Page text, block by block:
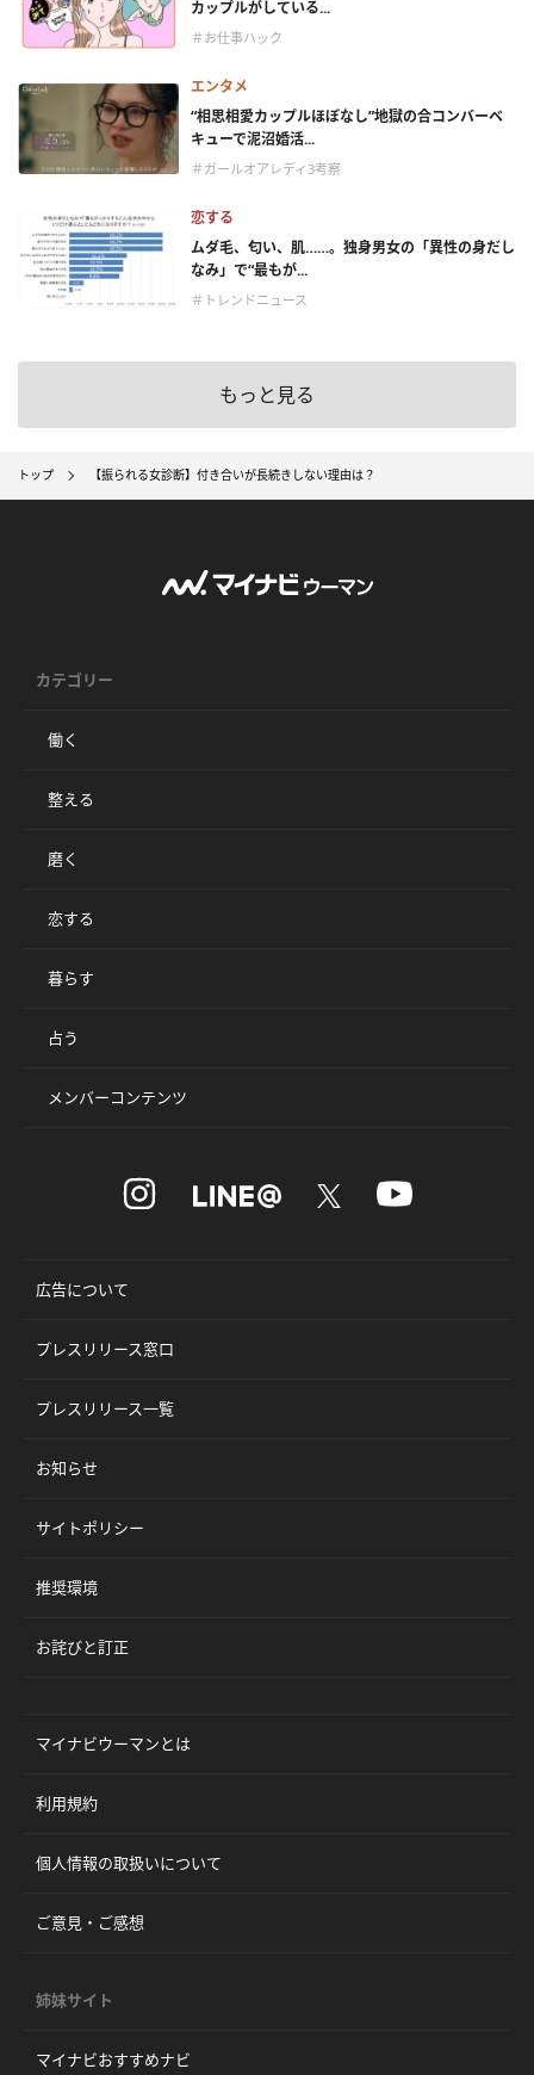
カップルがしている...
＃お仕事ハック
エンタメ
“相思相愛カップルほぼなし”地獄の合コンバーベ
キューで泥沼婚活...
＃ガールオアレディ3考察
恋する
ムダ毛、匂い、肌……。独身男女の「異性の身だし
なみ」で“最もが...
＃トレンドニュース
もっと見る
トップ 【振られる女診断】付き合いが長続きしない理由は？
カテゴリー
働く
整える
磨く
恋する
暮らす
占う
メンバーコンテンツ
広告について
プレスリリース窓口
プレスリリース一覧
お知らせ
サイトポリシー
推奨環境
お詫びと訂正
マイナビウーマンとは
利用規約
個人情報の取扱いについて
ご意見・ご感想
姉妹サイト
マイナビおすすめナビ